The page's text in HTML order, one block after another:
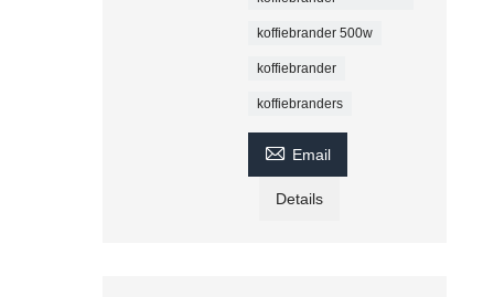
koffiebrander 500w
koffiebrander
koffiebranders
 Email
Details